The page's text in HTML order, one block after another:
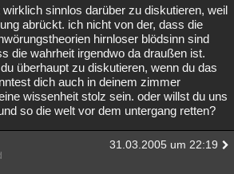
wirklich sinnlos darüber zu diskutieren, weil
abrückt. ich nicht von der, dass die
hirnloser blödsinn sind
die wahrheit irgendwo da draußen ist.
überhaupt zu diskutieren, wenn du das
dich auch in deinem zimmer
wissenheit stolz sein. oder willst du uns
so die welt vor dem untergang retten?
31.03.2005 um 22:19